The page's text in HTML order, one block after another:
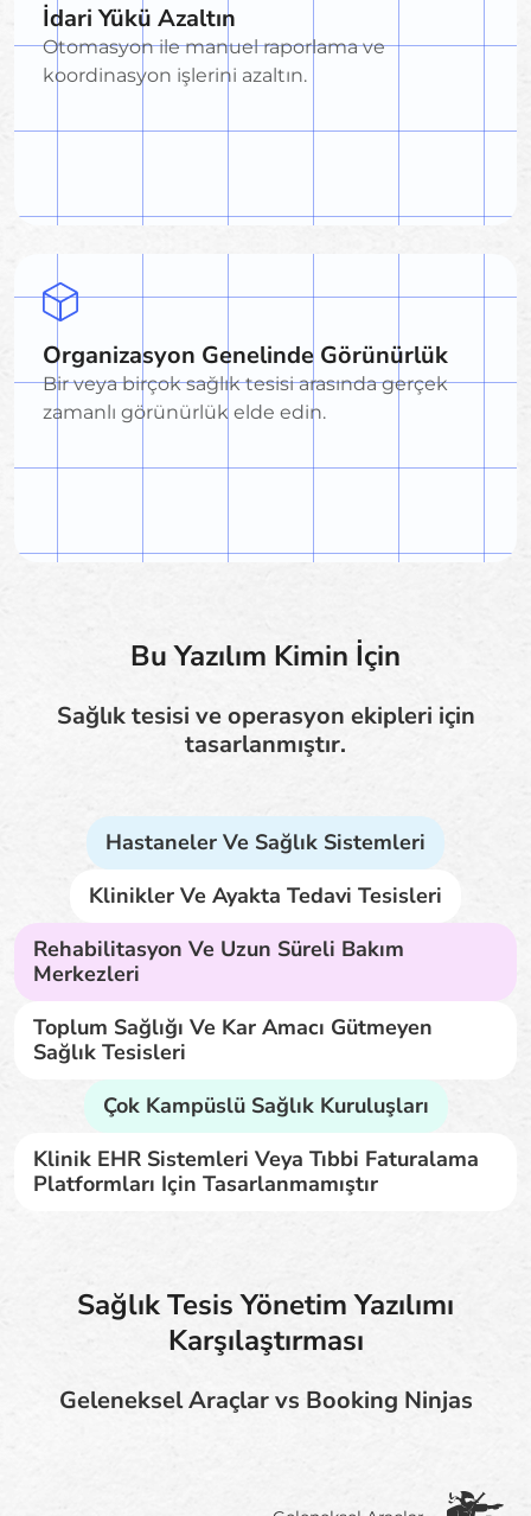
İdari Yükü Azaltın
Otomasyon ile manuel raporlama ve
koordinasyon işlerini azaltın.
Organizasyon Genelinde Görünürlük
Bir veya birçok sağlık tesisi arasında gerçek
zamanlı görünürlük elde edin.
Bu Yazılım Kimin İçin
Sağlık tesisi ve operasyon ekipleri için
tasarlanmıştır.
Hastaneler Ve Sağlık Sistemleri
Klinikler Ve Ayakta Tedavi Tesisleri
Rehabilitasyon Ve Uzun Süreli Bakım
Merkezleri
Toplum Sağlığı Ve Kar Amacı Gütmeyen
Sağlık Tesisleri
Çok Kampüslü Sağlık Kuruluşları
Klinik EHR Sistemleri Veya Tıbbi Faturalama
Platformları Için Tasarlanmamıştır
Sağlık Tesis Yönetim Yazılımı
Karşılaştırması
Geleneksel Araçlar vs Booking Ninjas